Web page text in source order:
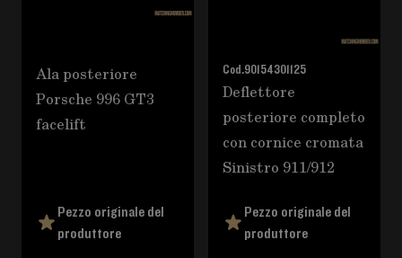
Ala posteriore
Porsche 996 GT3
facelift
Pezzo originale del
produttore
Cod.90154301125
Deflettore
posteriore completo
con cornice cromata
Sinistro 911/912
Pezzo originale del
produttore